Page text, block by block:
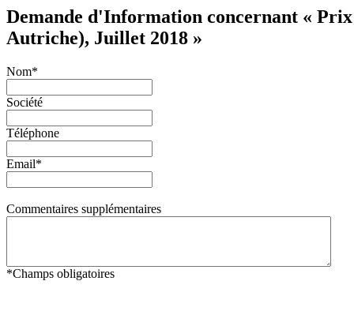
Demande d'Information concernant «
Autriche), Juillet 2018 »
Nom*
Société
Téléphone
Email*
Commentaires supplémentaires
*Champs obligatoires